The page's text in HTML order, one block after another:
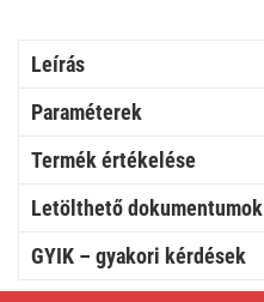
Leírás
Paraméterek
Termék értékelése
Letölthető dokumentumok
GYIK – gyakori kérdések